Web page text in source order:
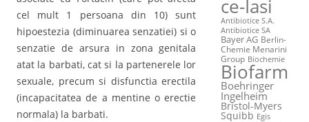
cel mult 1 persoana din 10) sunt
hipoestezia (diminuarea senzatiei) si o
senzatie de arsura in zona genitala
atat la barbati, cat si la partenerele lor
sexuale, precum si disfunctia erectila
(incapacitatea de a mentine o erectie
normala) la barbati.
ce-Iasi
Antibiotice S.A.
Antibiotice SA
Bayer AG Berlin-
Chemie Menarini
Group Biochemie
Biofarm
Boehringer
Ingelheim
Bristol-Myers
Squibb Egis